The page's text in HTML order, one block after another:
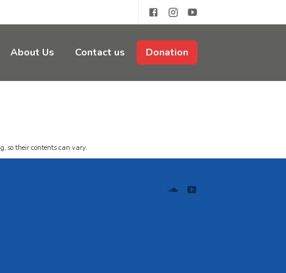
About Us Contact us Donation
so their contents can vary.